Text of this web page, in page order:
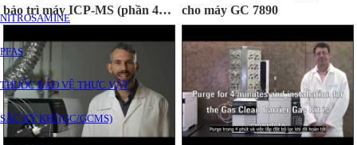
NITROSAMINE
PFAS
THUỐC BẢO VỆ THỰC VẬT
SẮC KÝ KHÍ (GC/GCMS)
bảo trì máy ICP-MS (phần 4):
Interface
cho máy GC 7890